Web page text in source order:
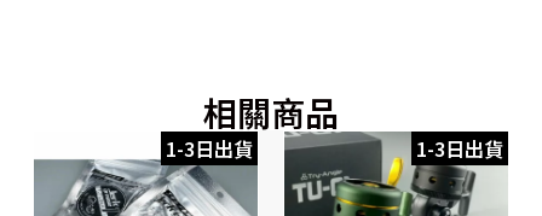
相關商品
1-3日出貨 1-3日出貨